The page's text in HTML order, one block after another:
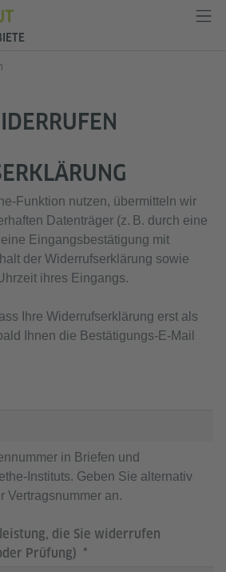
nutzen, übermitteln wir
Datenträger (z. B. durch eine
Eingangsbestätigung mit
der Widerrufserklärung sowie
ihres Eingangs.
Ihre Widerrufserklärung erst als
Ihnen die Bestätigungs‑E‑Mail
in Briefen und
Instituts. Geben Sie alternativ
Vertragsnummer an.
die Sie widerrufen
Prüfung)